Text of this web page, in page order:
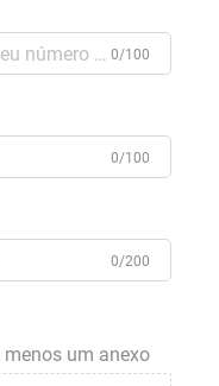
0/100
0/100
0/200
um anexo